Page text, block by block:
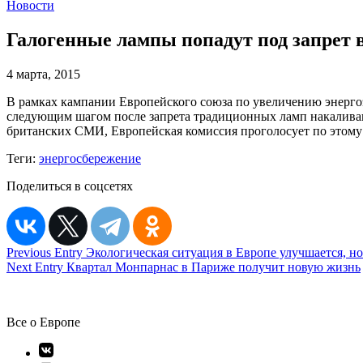
Новости
Галогенные лампы попадут под запрет
4 марта, 2015
В рамках кампании Европейского союза по увеличению
следующим шагом после запрета традиционных ламп
британских СМИ, Европейская комиссия проголосует по
Теги: энергосбережение
Поделиться в соцсетях
Навигация
по
Previous Entry Экологическая ситуация в Европе улучшается,
Next Entry Квартал Монпарнас в Париже получит новую жизнь
Все о Европе
Элемент